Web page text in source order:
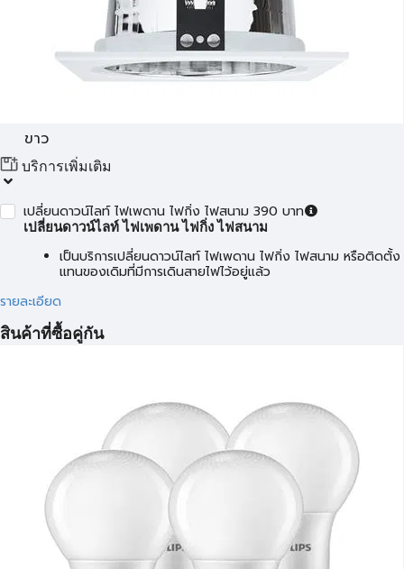
ขาว
บริการเพิ่มเติม
เปลี่ยนดาวน์ไลท์ ไฟเพดาน ไฟกิ่ง ไฟสนาม 390 บาท
เปลี่ยนดาวน์ไลท์ ไฟเพดาน ไฟกิ่ง ไฟสนาม
เป็นบริการเปลี่ยนดาวน์ไลท์ ไฟเพดาน ไฟกิ่ง ไฟสนาม หรือติดตั้ง
แทนของเดิมที่มีการเดินสายไฟไว้อยู่แล้ว
รายละเอียด
สินค้าที่ซื้อคู่กัน